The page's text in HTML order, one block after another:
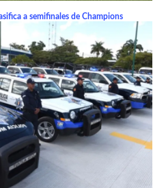
a semifinales de Champions